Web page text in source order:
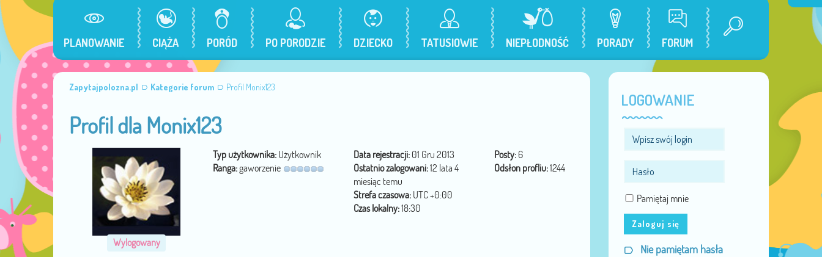
PLANOWANIE CIĄŻA PORÓD PO PORODZIE DZIECKO TATUSIOWIE NIEPŁODNOŚĆ PORADY FORUM
Zapytajpolozna.pl Kategorie forum Profil Monix123
Profil dla Monix123
Wylogowany
Typ użytkownika: Użytkownik
Ranga:gaworzenie
Data rejestracji: 01 Gru 2013
Ostatnio zalogowani:12 lata 4
miesiąc temu
Strefa czasowa: UTC +0:00
Czas lokalny:18:30
Posty: 6
Odsłon profliu:1244
LOGOWANIE
Pamiętaj mnie
Zaloguj się
Nie pamiętam hasła